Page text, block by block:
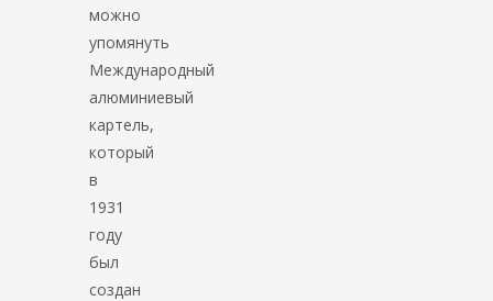
можно
упомянуть
Международный
алюминиевый
картель,
который
в
1931
году
был
создан